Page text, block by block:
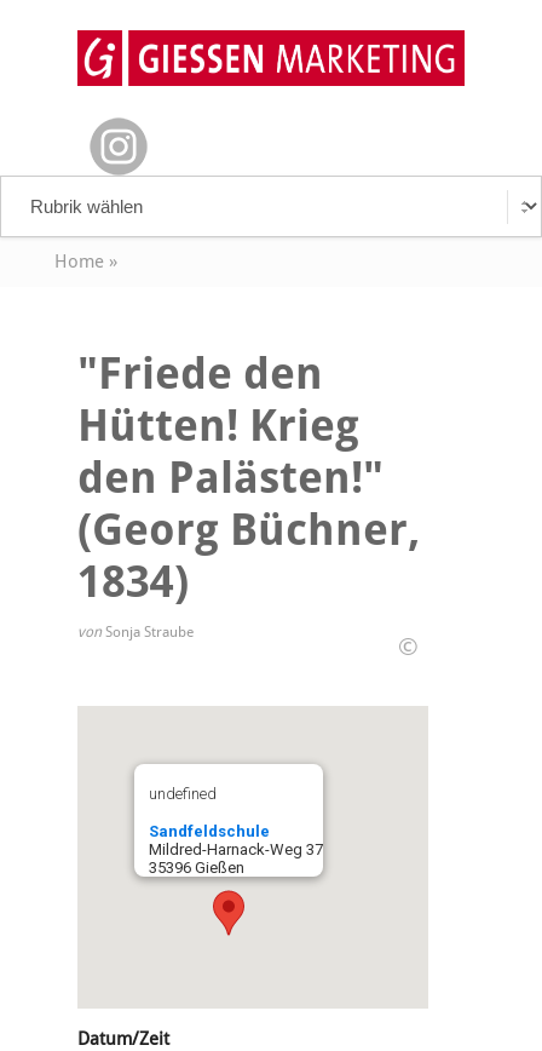
Home»
"Friede den
Hütten! Krieg
den Palästen!"
(Georg Büchner,
1834)
von Sonja Straube ©
undefined
Sandfeldschule
Mildred-Harnack-Weg 37
35396 Gießen
Datum/Zeit